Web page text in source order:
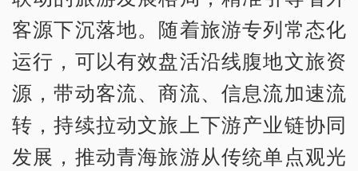
客源下沉落地。随着旅游专列常态化
运行，可以有效盘活沿线腹地文旅资
源，带动客流、商流、信息流加速流
转，持续拉动文旅上下游产业链协同
发展，推动青海旅游从传统单点观光